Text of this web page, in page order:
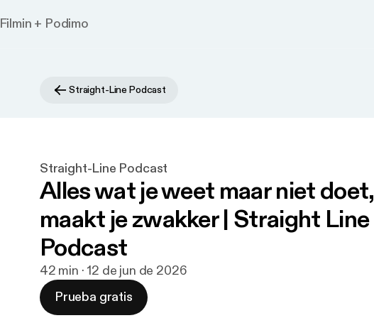
Filmin + Podimo
Straight-Line Podcast
Straight-Line Podcast
Alles wat je weet maar niet doet,
maakt je zwakker | Straight Line
Podcast
42 min · 12 de jun de 2026
Prueba gratis